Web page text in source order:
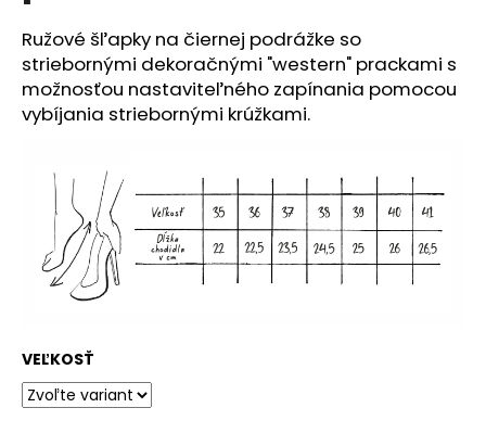
Ružové šľapky na čiernej podrážke so
striebornými dekoračnými "western" prackami s
možnosťou nastaviteľného zapínania pomocou
vybíjania striebornými krúžkami.
VEĽKOSŤ
a
m
e